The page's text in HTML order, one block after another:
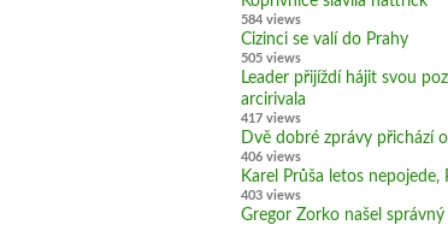
584 views
Cizinci se valí do Prahy
505 views
Leader přijíždí hájit svou
arcirivala
417 views
Dvě dobré zprávy přichází
406 views
Karel Průša letos
403 views
Gregor Zorko našel